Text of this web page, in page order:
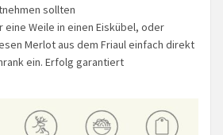
sollten
eine Weile in einen Eiskübel, oder
Merlot aus dem Friaul einfach direkt
ein. Erfolg garantiert